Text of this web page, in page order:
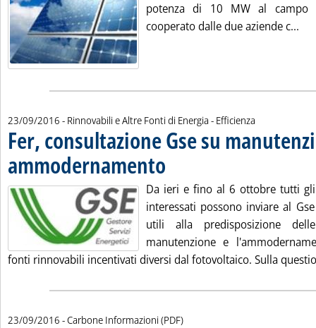
potenza di 10 MW al campo
cooperato dalle due aziende c...
23/09/2016 - Rinnovabili e Altre Fonti di Energia - Efficienza
Fer, consultazione Gse su
ammodernamento
Da ieri e fino al 6 ottobre tutti
interessati possono inviare al
utili alla predisposizione
manutenzione e
fonti rinnovabili incentivati diversi dal fotovoltaico. Sulla
23/09/2016 - Carbone Informazioni (PDF)